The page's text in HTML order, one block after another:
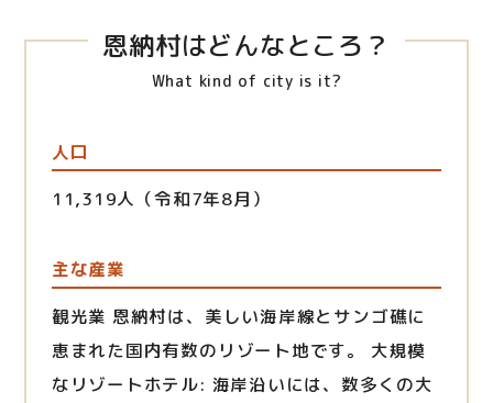
恩納村はどんなところ？
What kind of city is it?
人口
11,319人（令和7年8月）
主な産業
観光業 恩納村は、美しい海岸線とサンゴ礁に
恵まれた国内有数のリゾート地です。 大規模
なリゾートホテル: 海岸沿いには、数多くの大